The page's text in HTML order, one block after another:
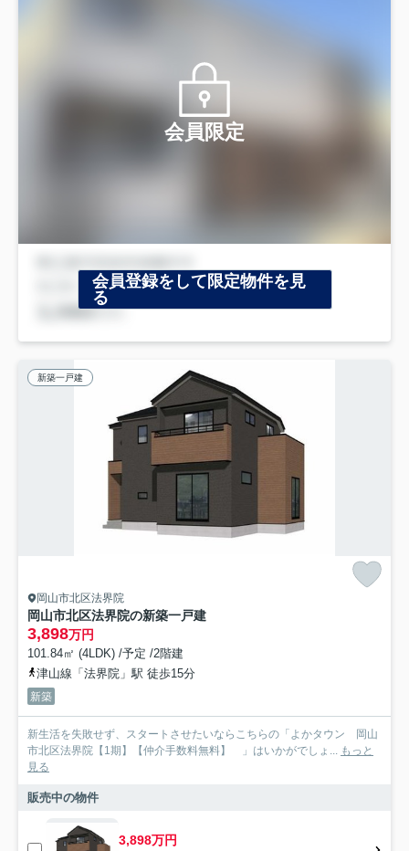
会員限定
会員登録をして限定物件を見
る
新築一戸建
岡山市北区法界院
岡山市北区法界院の新築一戸建
3,898万円
101.84㎡ (4LDK) /予定 /2階建
津山線「法界院」駅 徒歩15分
新築
新生活を失敗せず、スタートさせたいならこちらの「よかタウン 岡山
市北区法界院【1期】【仲介手数料無料】 」はいかがでしょ... もっと
見る
販売中の物件
3,898万円